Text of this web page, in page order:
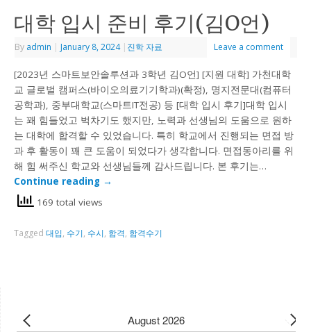
대학 입시 준비 후기(김O언)
By admin | January 8, 2024 | 진학 자료 Leave a comment
[2023년 스마트보안솔루션과 3학년 김O언] [지원 대학] 가천대학
교 글로벌 캠퍼스(바이오의료기기학과)(확정), 명지전문대(컴퓨터
공학과), 중부대학교(스마트IT전공) 등 [대학 입시 후기]대학 입시
는 꽤 힘들었고 벅차기도 했지만, 노력과 선생님의 도움으로 원하
는 대학에 합격할 수 있었습니다. 특히 학교에서 진행되는 면접 방
과 후 활동이 꽤 큰 도움이 되었다가 생각합니다. 면접동아리를 위
해 힘 써주신 학교와 선생님들께 감사드립니다. 본 후기는…
Continue reading →
169 total views
Tagged대입, 수기, 수시, 합격, 합격수기
August 2026